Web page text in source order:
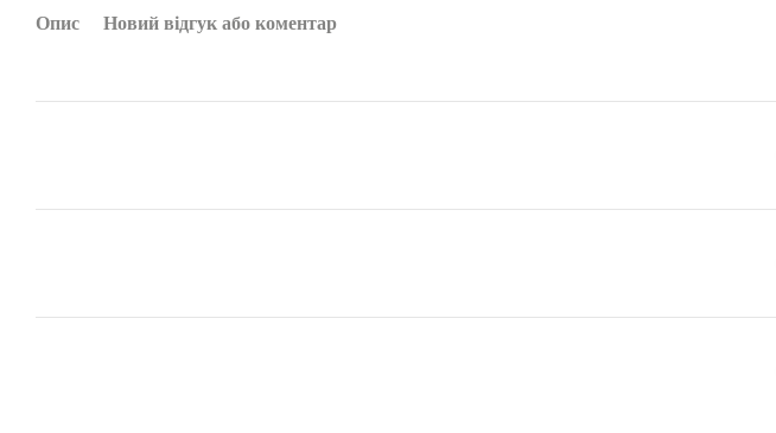
Опис Новий відгук або коментар